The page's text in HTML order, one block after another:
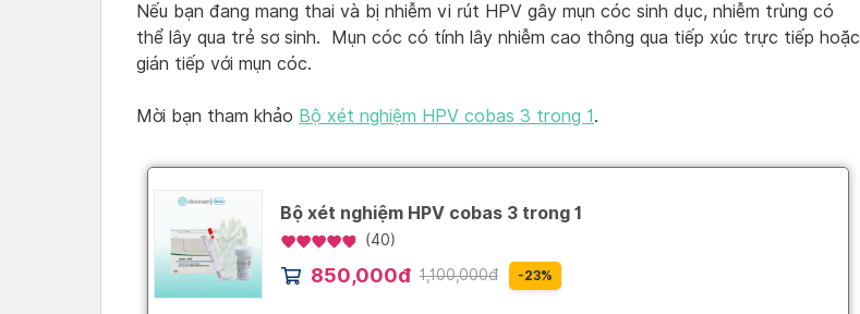
Nếu bạn đang mang thai và bị nhiễm vi rút HPV gây mụn cóc sinh dục, nhiễm trùng có
thể lây qua trẻ sơ sinh. Mụn cóc có tính lây nhiễm cao thông qua tiếp xúc trực tiếp hoặc
gián tiếp với mụn cóc.
Mời bạn tham khảo Bộ xét nghiệm HPV cobas 3 trong 1 .